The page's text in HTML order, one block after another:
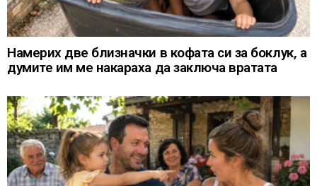
Намерих две близначки в кофата си за боклук, а
думите им ме накараха да заключа вратата